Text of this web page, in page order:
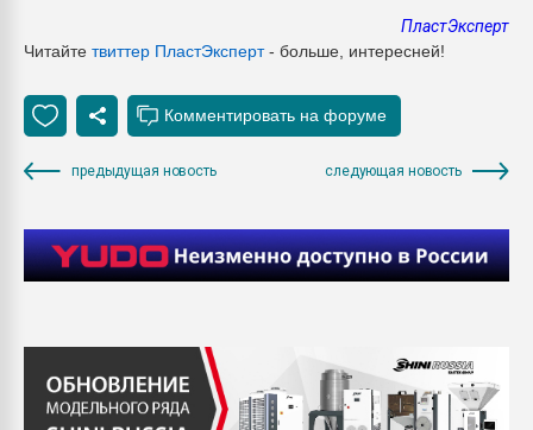
ПластЭксперт
Читайте твиттер ПластЭксперт- больше, интересней!
предыдущая новость следующая новость